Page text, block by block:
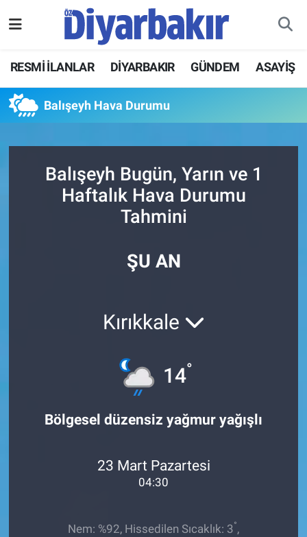
RESMİ İLANLAR DİYARBAKIR GÜNDEM ASAYİŞ
Balışeyh Hava Durumu
Balışeyh Bugün, Yarın ve 1
Haftalık Hava Durumu
Tahmini
ŞU AN
Kırıkkale
14°
Bölgesel düzensiz yağmur yağışlı
23 Mart Pazartesi
04:30
Nem: %92, Hissedilen Sıcaklık: 3°,
ASAYİŞ
DİYARBAKIR
GÜNDEM
Hava Durumu
Namaz Vakitleri
Süper Lig Puan Durumu ve Fikstür
Son Dakika Haberleri